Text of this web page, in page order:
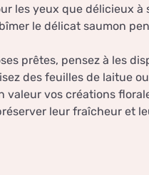
les yeux que délicieux à
le délicat saumon
prêtes, pensez à les
des feuilles de laitue
valeur vos créations
leur fraîcheur et